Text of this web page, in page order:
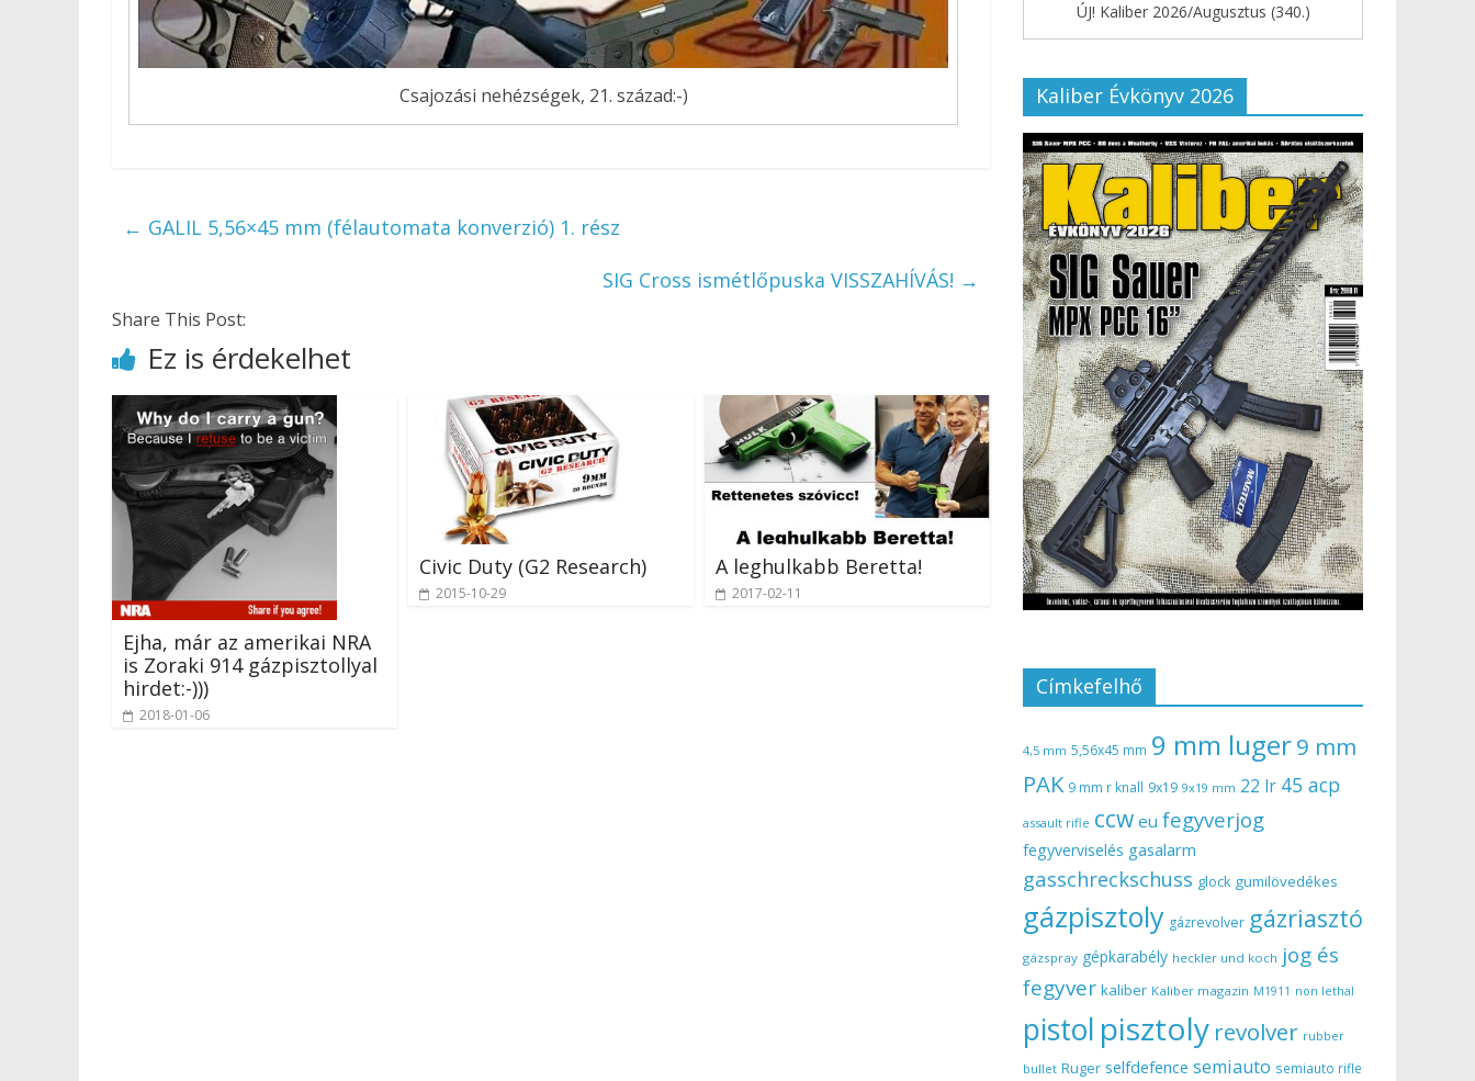
Csajozási nehézségek, 21. század:-)
← GALIL 5,56×45 mm (félautomata konverzió) 1. rész
SIG Cross ismétlőpuska VISSZAHÍVÁS! →
Share This Post:
Ez is érdekelhet
Ejha, már az amerikai NRA
is Zoraki 914 gázpisztollyal
hirdet:-)))
2018-01-06
Civic Duty (G2 Research)
2015-10-29
A leghulkabb Beretta!
2017-02-11
ÚJ! Kaliber 2026/Augusztus (340.)
Kaliber Évkönyv 2026
Címkefelhő
4,5 mm 5,56x45 mm 9 mm luger9 mm
PAK 9 mm r knall 9x19 9x19 mm 22 lr 45 acp
assault rifle ccw eu fegyverjog
fegyverviselés gasalarm
gasschreckschuss glock gumilövedékes
gázpisztoly gázrevolver gázriasztó
gázspray gépkarabély heckler und koch jog és
fegyver kaliber Kaliber magazin M1911 non lethal
pistol pisztoly revolver rubber
bullet Ruger selfdefence semiauto semiauto rifle